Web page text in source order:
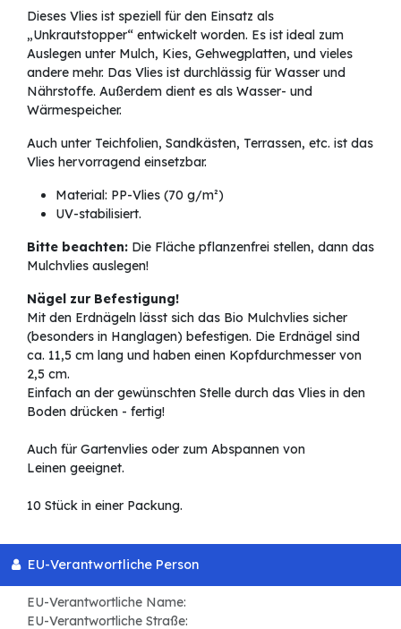
Dieses Vlies ist speziell für den Einsatz als
„Unkrautstopper“ entwickelt worden. Es ist ideal zum
Auslegen unter Mulch, Kies, Gehwegplatten, und vieles
andere mehr. Das Vlies ist durchlässig für Wasser und
Nährstoffe. Außerdem dient es als Wasser- und
Wärmespeicher.
Auch unter Teichfolien, Sandkästen, Terrassen, etc. ist das
Vlies hervorragend einsetzbar.
Material: PP-Vlies (70 g/m²)
UV-stabilisiert.
Bitte beachten: Die Fläche pflanzenfrei stellen, dann das
Mulchvlies auslegen!
Nägel zur Befestigung!
Mit den Erdnägeln lässt sich das Bio Mulchvlies sicher
(besonders in Hanglagen) befestigen. Die Erdnägel sind
ca. 11,5 cm lang und haben einen Kopfdurchmesser von
2,5 cm.
Einfach an der gewünschten Stelle durch das Vlies in den
Boden drücken - fertig!
Auch für Gartenvlies oder zum Abspannen von
Leinen geeignet.
10 Stück in einer Packung.
EU-Verantwortliche Person
EU-Verantwortliche Name:
EU-Verantwortliche Straße: